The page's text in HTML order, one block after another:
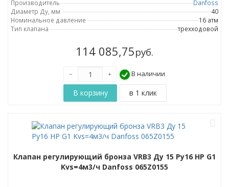
Производитель
Danfoss
Диаметр Ду, мм
40
Номинальное давление
16 атм
Тип клапана
трехходовой
114 085,75руб.
В наличии
Клапан регулирующий бронза VRB3 Ду 15 Ру16 НР G1
Kvs=4м3/ч Danfoss 065Z0155